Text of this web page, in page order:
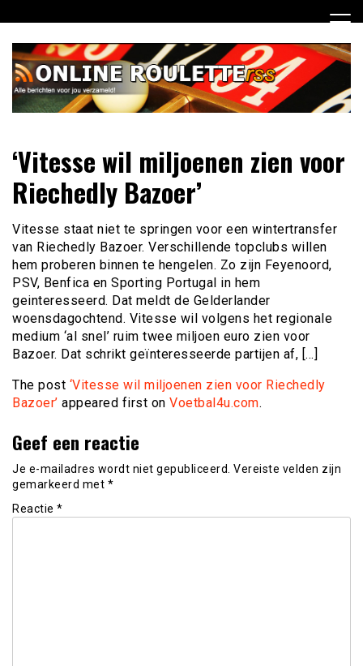
naar
inhoud
Online Roulette RSS
verzameld
‘Vitesse wil miljoenen zien voor
Riechedly Bazoer’
Vitesse staat niet te springen voor een wintertransfer
van Riechedly Bazoer. Verschillende topclubs willen
hem proberen binnen te hengelen. Zo zijn Feyenoord,
PSV, Benfica en Sporting Portugal in hem
geinteresseerd. Dat meldt de Gelderlander
woensdagochtend. Vitesse wil volgens het regionale
medium ‘al snel’ ruim twee miljoen euro zien voor
Bazoer. Dat schrikt geïnteresseerde partijen af, […]
The post ‘Vitesse wil miljoenen zien voor Riechedly
Bazoer’ appeared first on Voetbal4u.com.
Geef een reactie
Je e-mailadres wordt niet gepubliceerd. Vereiste velden zijn
gemarkeerd met *
Reactie *